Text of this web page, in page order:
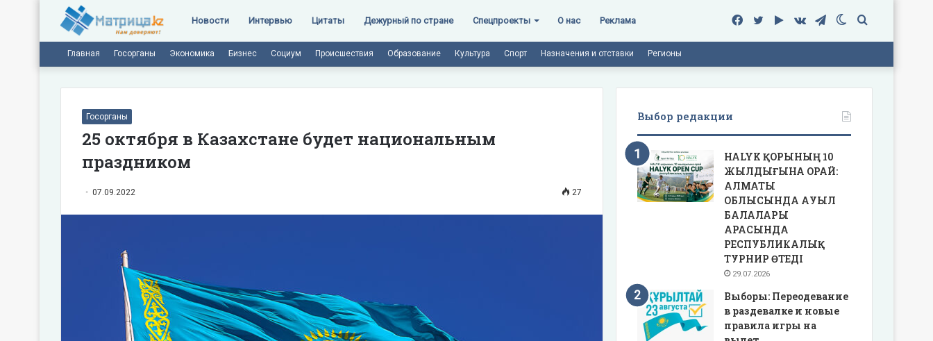
Новости Интервью Цитаты Дежурный по стране Спецпроекты О нас Реклама Поиск
Switch
Telegram
vk.com
Google
Twitter
Facebook
Главная Госорганы Экономика Бизнес Социум Происшествия Образование Культура Спорт Назначения и отставки Регионы
Госорганы
25 октября в Казахстане будет национальным
праздником
07.09.2022 27
Выбор редакции
HALYK ҚОРЫНЫҢ 10
ЖЫЛДЫҒЫНА ОРАЙ:
АЛМАТЫ
ОБЛЫСЫНДА АУЫЛ
БАЛАЛАРЫ
АРАСЫНДА
РЕСПУБЛИКАЛЫҚ
ТУРНИР ӨТЕДІ
29.07.2026
Выборы: Переодевание
в раздевалке и новые
правила игры на